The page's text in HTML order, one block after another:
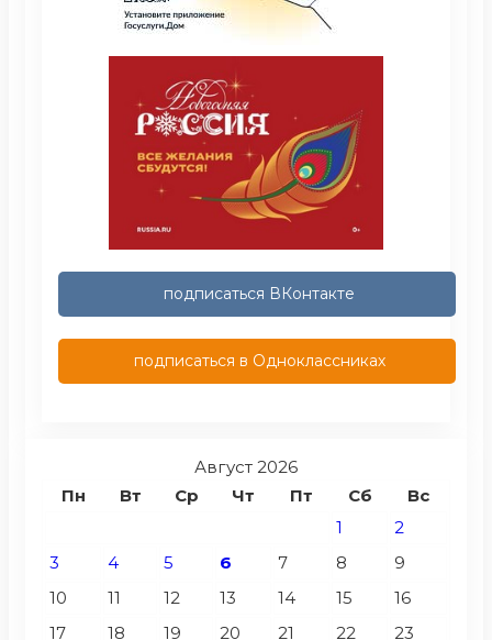
подписаться ВКонтакте
подписаться в Одноклассниках
Август 2026
Пн
Вт Ср Чт Пт Сб
Вс
1
2
3
4 5 6 7 8
9
10
11 12 13 14 15
16
17
18 19 20 21 22 23